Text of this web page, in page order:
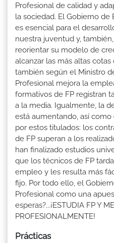
Profesional de calidad y
la sociedad. El Gobierno de
es esencial para el
nuestra juventud y,
reorientar su modelo de
alcanzar las más altas cotas
también según el Ministro
Profesional mejora la
formativos de FP registran
a la media. Igualmente, la
está aumentando, así
por estos titulados: los
de FP superan a los
han finalizado estudios
que los técnicos de FP
empleo y les resulta más
fijo. Por todo ello, el
Profesional como una
esperas?...¡ESTUDIA FP Y
PROFESIONALMENTE!
Prácticas